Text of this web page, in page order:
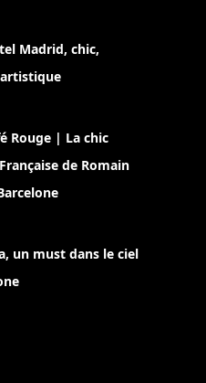
Madrid, chic,
Rouge | La chic
de Romain
un must dans le ciel